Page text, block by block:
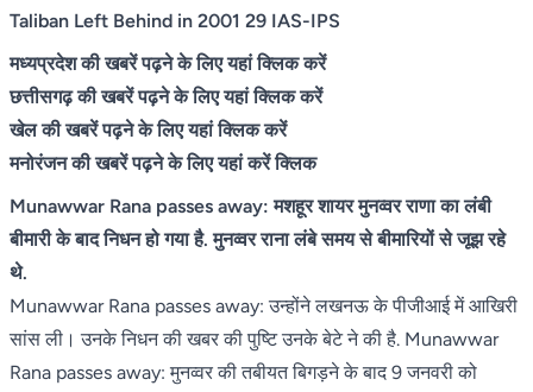
Taliban Left Behind in 2001 29 IAS-IPS
मध्यप्रदेश की खबरें पढ़ने के लिए यहां क्लिक करें
छत्तीसगढ़ की खबरें पढ़ने के लिए यहां क्लिक करें
खेल की खबरें पढ़ने के लिए यहां क्लिक करें
मनोरंजन की खबरें पढ़ने के लिए यहां करें क्लिक
Munawwar Rana passes away: मशहूर शायर मुनव्वर राणा का लंबी
बीमारी के बाद निधन हो गया है. मुनव्वर राना लंबे समय से बीमारियों से जूझ रहे
थे.
Munawwar Rana passes away: उन्होंने लखनऊ के पीजीआई में आखिरी
सांस ली। उनके निधन की खबर की पुष्टि उनके बेटे ने की है. Munawwar
Rana passes away: मुनव्वर की तबीयत बिगड़ने के बाद 9 जनवरी को